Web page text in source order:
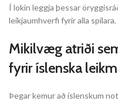
Í lokin leggja þessar
leikjaumhverfi fyrir alla spilara.
Mikilvæg atriði
fyrir íslenska
Þegar kemur að íslenskum